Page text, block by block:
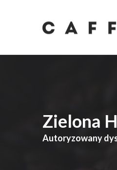
Zielona
Autoryzowany